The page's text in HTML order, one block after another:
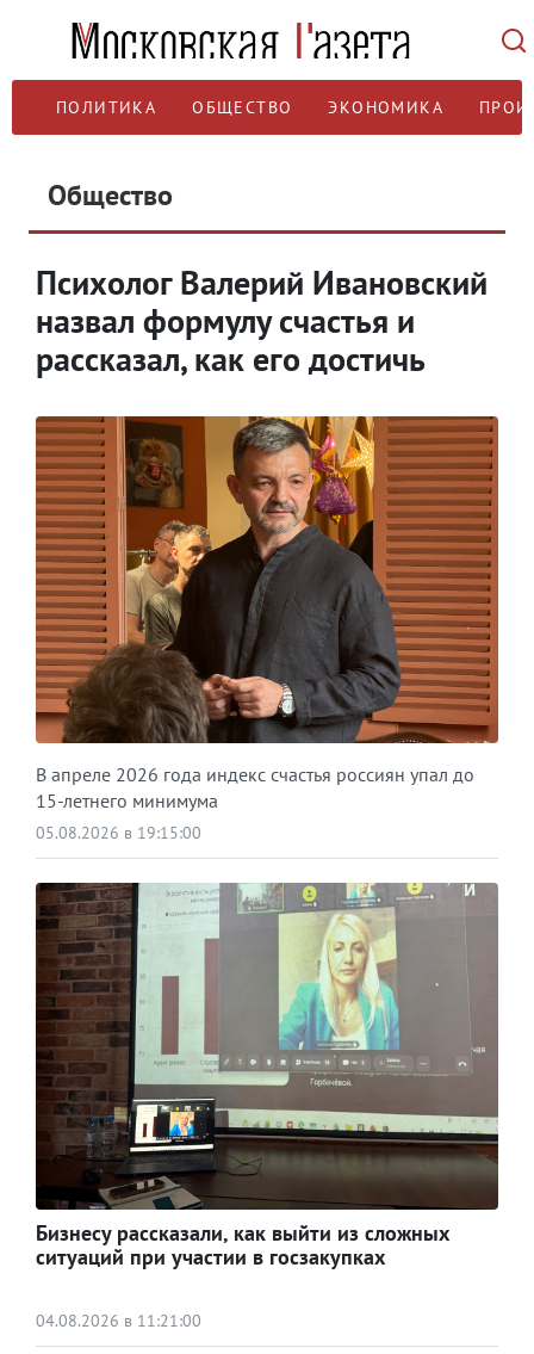
ПОЛИТИКА ОБЩЕСТВО ЭКОНОМИКА
Общество
Психолог Валерий Ивановский
назвал формулу счастья и
рассказал, как его достичь
В апреле 2026 года индекс счастья россиян упал до
15-летнего минимума
05.08.2026 в 19:15:00
Бизнесу рассказали, как выйти из сложных
ситуаций при участии в госзакупках
04.08.2026 в 11:21:00